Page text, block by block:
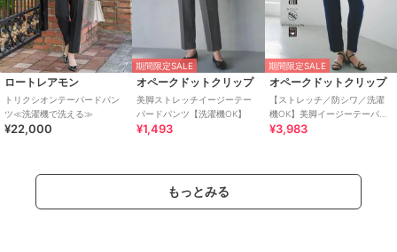
ロートレアモン
トリクシオンテーパードパン
ツ≪洗濯機で洗える≫
¥22,000
期間限定SALE
オペークドットクリップ
美脚ストレッチイージーテー
パードパンツ【洗濯機OK】
¥1,493
期間限定SALE
オペークドットクリップ
【ストレッチ／防シワ／洗濯
機OK】美脚イージーテーパー
ドパンツ《SS～LL／5col／セ
¥3,983
もっとみる